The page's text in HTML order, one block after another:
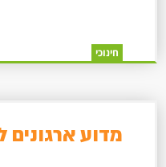
חינוכי
מדוע ארגונים